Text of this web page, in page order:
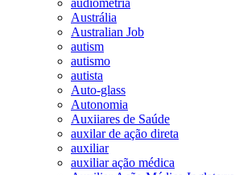
Austrália
Australian Job
autism
autismo
autista
Auto-glass
Autonomia
Auxiiares de Saúde
auxilar de ação direta
auxiliar
auxiliar ação médica